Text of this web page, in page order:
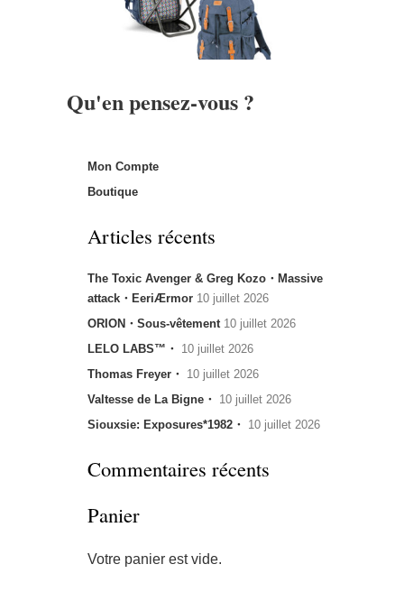
Qu'en pensez-vous ?
Mon Compte
Boutique
Articles récents
The Toxic Avenger & Greg Kozo・Massive
attack・EeriÆrmor 10 juillet 2026
ORION・Sous-vêtement 10 juillet 2026
LELO LABS™・ 10 juillet 2026
Thomas Freyer・ 10 juillet 2026
Valtesse de La Bigne・ 10 juillet 2026
Siouxsie: Exposures*1982・ 10 juillet 2026
Commentaires récents
Panier
Votre panier est vide.